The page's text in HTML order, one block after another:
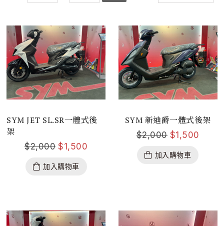
SYM JET SL.SR一體式後
架
$2,000 $1,500
加入購物車
SYM 新迪爵一體式後架
$2,000 $1,500
加入購物車